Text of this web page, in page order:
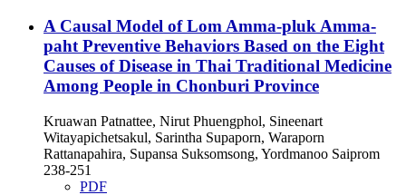
A Causal Model of Lom Amma-pluk Amma-
paht Preventive Behaviors Based on the Eight
Causes of Disease in Thai Traditional Medicine
Among People in Chonburi Province
Kruawan Patnattee, Nirut Phuengphol, Sineenart
Witayapichetsakul, Sarintha Supaporn, Waraporn
Rattanapahira, Supansa Suksomsong, Yordmanoo Saiprom
238-251
PDF